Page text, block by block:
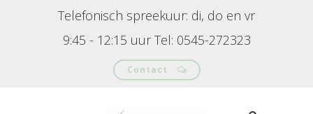
Telefonisch spreekuur: di, do en vr
9:45 - 12:15 uur Tel: 0545-272323
Contact